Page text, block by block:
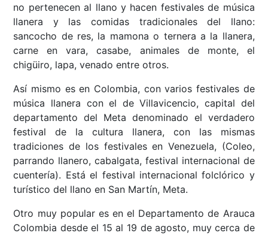
no pertenecen al llano y hacen festivales de música
llanera y las comidas tradicionales del llano:
sancocho de res, la mamona o ternera a la llanera,
carne en vara, casabe, animales de monte, el
chigüiro, lapa, venado entre otros.
Así mismo es en Colombia, con varios festivales de
música llanera con el de Villavicencio, capital del
departamento del Meta denominado el verdadero
festival de la cultura llanera, con las mismas
tradiciones de los festivales en Venezuela, (Coleo,
parrando llanero, cabalgata, festival internacional de
cuentería). Está el festival internacional folclórico y
turístico del llano en San Martín, Meta.
Otro muy popular es en el Departamento de Arauca
Colombia desde el 15 al 19 de agosto, muy cerca de